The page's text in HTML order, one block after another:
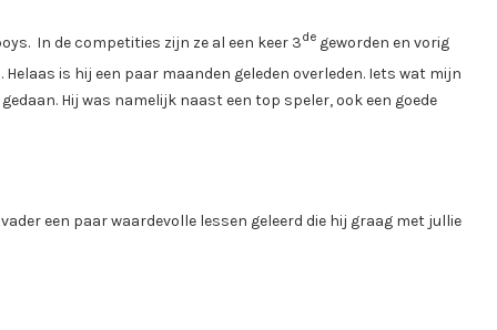
In de competities zijn ze al een keer 3de geworden en vorig
is hij een paar maanden geleden overleden. Iets wat mijn
Hij was namelijk naast een top speler, ook een goede
een paar waardevolle lessen geleerd die hij graag met jullie